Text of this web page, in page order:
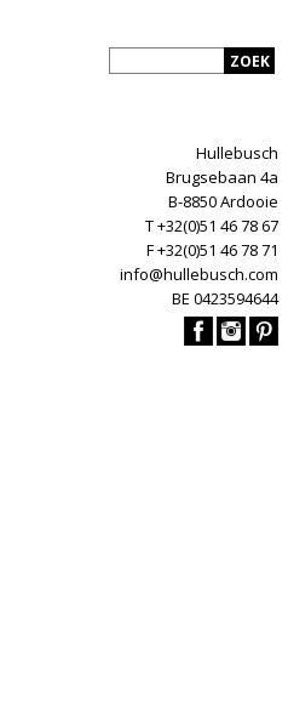
Hullebusch
Brugsebaan 4a
B-8850 Ardooie
T +32(0)51 46 78 67
F +32(0)51 46 78 71
info@hullebusch.com
BE 0423594644